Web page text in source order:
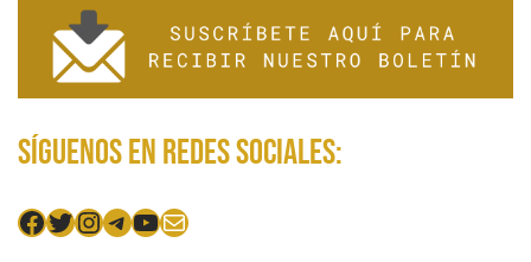
Síguenos en redes sociales:
Facebook
Twitter
Instagram
Telegram
YouTube
Mail